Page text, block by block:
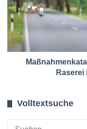
Volltextsuche